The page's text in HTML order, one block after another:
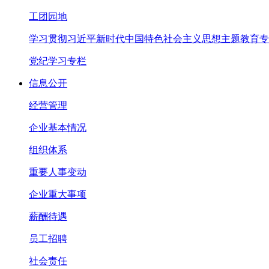
工团园地
学习贯彻习近平新时代中国特色社会主义思想主题教育
党纪学习专栏
信息公开
经营管理
企业基本情况
组织体系
重要人事变动
企业重大事项
薪酬待遇
员工招聘
社会责任